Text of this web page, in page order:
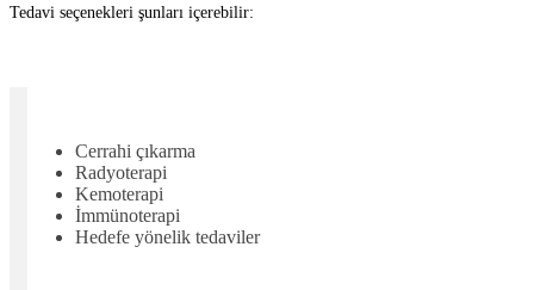
Tedavi seçenekleri şunları içerebilir:
Cerrahi çıkarma
Radyoterapi
Kemoterapi
İmmünoterapi
Hedefe yönelik tedaviler